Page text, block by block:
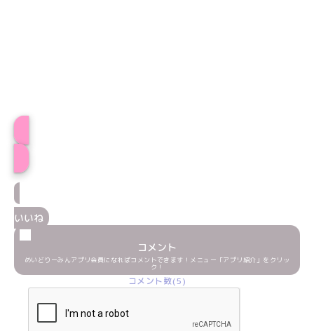
いいね
コメント
めいどりーみんアプリ会員になればコメントできます！メニュー「アプリ紹介」をクリッ
ク！
コメント数(5)